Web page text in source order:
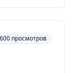
просмотров